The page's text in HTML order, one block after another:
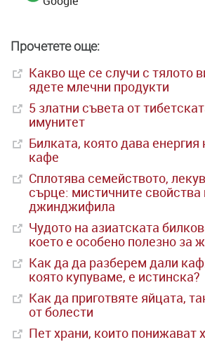
Прочетете още:
Какво ще се случи с тялото
ядете млечни продукти
5 златни съвета от
имунитет
Билката, която дава
кафе
Сплотява семейството,
сърце: мистичните свойства
джинджифила
Чудото на азиатската
което е особено полезно за
Как да да разберем дали
която купуваме, е истинска?
Как да приготвяте яйцата,
от болести
Пет храни, които понижават